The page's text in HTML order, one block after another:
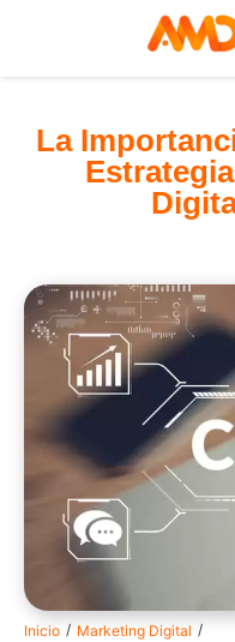
La
Inicio / Marketing Digital /